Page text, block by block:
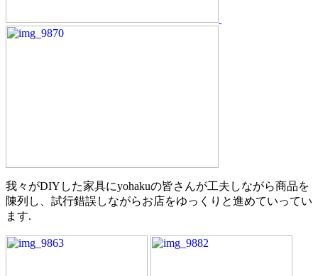
我々がDIYした家具にyohakuの皆さんが工夫しながら商品を
陳列し、試行錯誤しながらお店をゆっくりと進めていってい
ます.